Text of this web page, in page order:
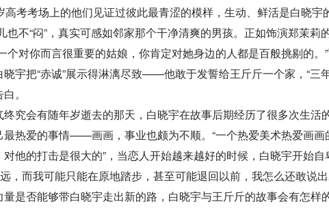
高考考场上的他们见证过彼此最青涩的模样，生动、鲜活是白晓宇
也不“闷”，真实可感如邻家那个干净清爽的男孩。正如饰演郑茉莉
个对你而言很重要的姑娘，你肯定对她身边的人都是百般挑剔的
宇把“赤诚”展示得淋漓尽致——他敢于发誓给王斤斤一个家，“三
。
究会有随年岁逝去的那天，白晓宇在故事后期经历了很多次生活
最热爱的事情——画画，事业也颇为不顺。“一个热爱美术热爱画画
他的打击是很大的”，当恋人开始越来越好的时候，白晓宇开始自
，而我可能只能在原地踏步，甚至可能退回以前，我怎么还敢说
是否能够带白晓宇走出新的路，白晓宇与王斤斤的故事会有怎样